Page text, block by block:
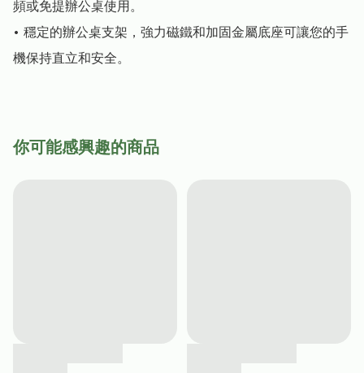
頻或免提辦公桌使用。
• 穩定的辦公桌支架，強力磁鐵和加固金屬底座可讓您的手
機保持直立和安全。
你可能感興趣的商品